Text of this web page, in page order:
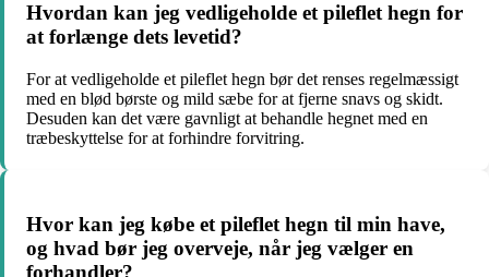
Hvordan kan jeg vedligeholde et pileflet hegn for
at forlænge dets levetid?
For at vedligeholde et pileflet hegn bør det renses regelmæssigt
med en blød børste og mild sæbe for at fjerne snavs og skidt.
Desuden kan det være gavnligt at behandle hegnet med en
træbeskyttelse for at forhindre forvitring.
Hvor kan jeg købe et pileflet hegn til min have,
og hvad bør jeg overveje, når jeg vælger en
forhandler?